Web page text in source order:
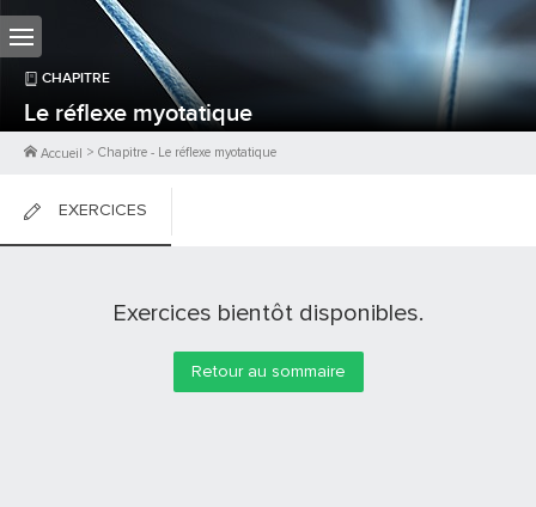
CHAPITRE
Le réflexe myotatique
Accueil > Chapitre - Le réflexe myotatique
EXERCICES
Exercices bientôt disponibles.
Retour au sommaire